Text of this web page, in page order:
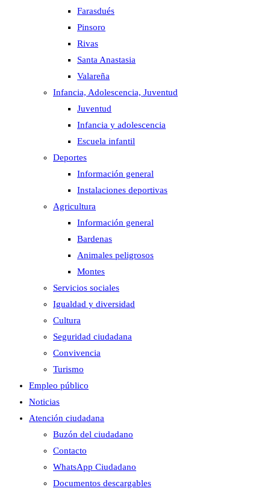
Farasdués
Pinsoro
Rivas
Santa Anastasia
Valareña
Infancia, Adolescencia, Juventud
Juventud
Infancia y adolescencia
Escuela infantil
Deportes
Información general
Instalaciones deportivas
Agricultura
Información general
Bardenas
Animales peligrosos
Montes
Servicios sociales
Igualdad y diversidad
Cultura
Seguridad ciudadana
Convivencia
Turismo
Empleo público
Noticias
Atención ciudadana
Buzón del ciudadano
Contacto
WhatsApp Ciudadano
Documentos descargables